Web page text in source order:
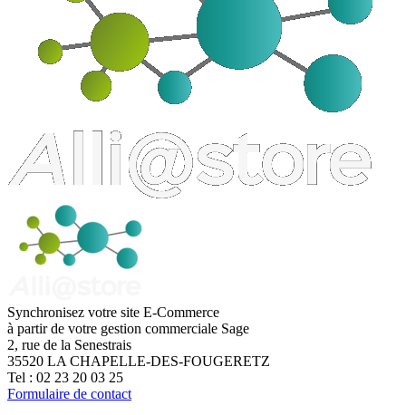
Synchronisez votre site E-Commerce
à partir de votre gestion commerciale Sage
2, rue de la Senestrais
35520 LA CHAPELLE-DES-FOUGERETZ
Tel : 02 23 20 03 25
Formulaire de contact